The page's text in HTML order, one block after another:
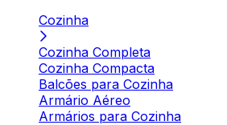
Cozinha
Cozinha Completa
Cozinha Compacta
Balcões para Cozinha
Armário Aéreo
Armários para Cozinha